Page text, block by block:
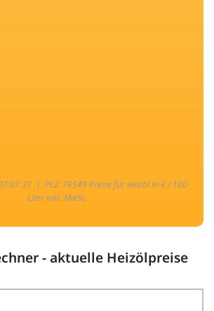
| PLZ: 76549 Preise für Heizöl in € / 100
Liter inkl. MwSt.
- aktuelle Heizölpreise